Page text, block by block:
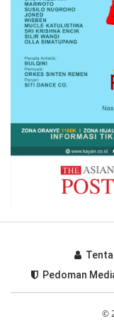
Pedoman
©